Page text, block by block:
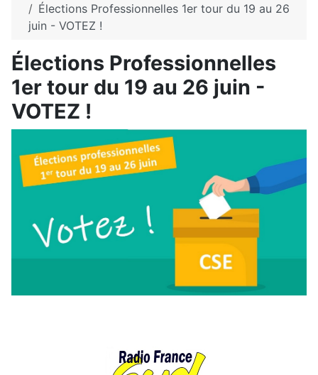
Élections Professionnelles 1er tour du 19 au 26
juin - VOTEZ !
Élections Professionnelles
1er tour du 19 au 26 juin -
VOTEZ !